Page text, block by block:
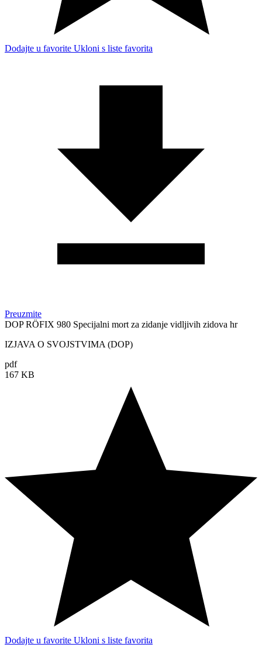
Dodajte u favorite Ukloni s liste favorita
Preuzmite
DOP RÖFIX 980 Specijalni mort za zidanje vidljivih zidova hr
IZJAVA O SVOJSTVIMA (DOP)
pdf
167 KB
Dodajte u favorite Ukloni s liste favorita